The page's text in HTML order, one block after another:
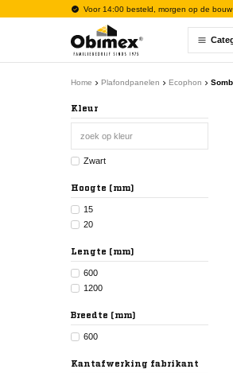
Voor 14:00 besteld, morgen op de bouw
Home Plafondpanelen Ecophon
Kleur
Zwart
Hoogte (mm)
15
20
Lengte (mm)
600
1200
Breedte (mm)
600
Kantafwerking fabrikant